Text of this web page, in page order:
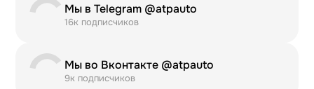
Мы в Telegram @atpauto
16к подписчиков
Мы во Вконтакте @atpauto
9к подписчиков